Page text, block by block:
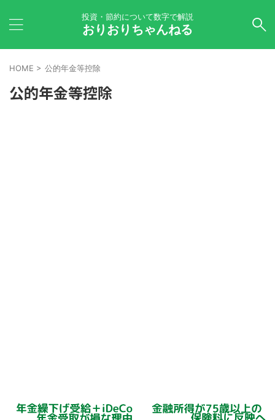
投資・節約について数字で解説
おりおりちゃんねる
HOME > 公的年金等控除
公的年金等控除